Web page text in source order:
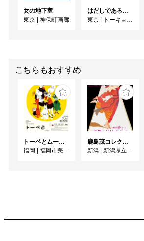
女の地下室
東京
神保町画廊
はだしであるく [トーキョーアーツアンドスペースレジデンス2026 成果発表展 ]
東京
トーキョーアーツアンドスペース本郷
こちらもおすすめ
トーベとムーミン展 ～とっておきのものを探 しに～
福岡
福岡市美術館
鹿島茂コレクション 花開くパリ・モダン
新潟
新潟県立万代島美術館